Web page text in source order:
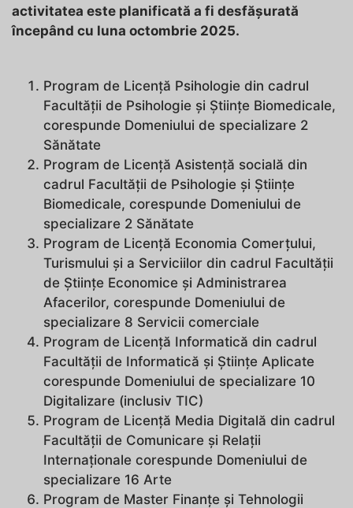
activitatea este planificată a fi desfășurată
începând cu luna octombrie 2025.
Program de Licență Psihologie din cadrul
Facultății de Psihologie și Științe Biomedicale,
corespunde Domeniului de specializare 2
Sănătate
Program de Licență Asistență socială din
cadrul Facultății de Psihologie și Științe
Biomedicale, corespunde Domeniului de
specializare 2 Sănătate
Program de Licență Economia Comerțului,
Turismului și a Serviciilor din cadrul Facultății
de Științe Economice și Administrarea
Afacerilor, corespunde Domeniului de
specializare 8 Servicii comerciale
Program de Licență Informatică din cadrul
Facultății de Informatică și Științe Aplicate
corespunde Domeniului de specializare 10
Digitalizare (inclusiv TIC)
Program de Licență Media Digitală din cadrul
Facultății de Comunicare și Relații
Internaționale corespunde Domeniului de
specializare 16 Arte
Program de Master Finanțe și Tehnologii